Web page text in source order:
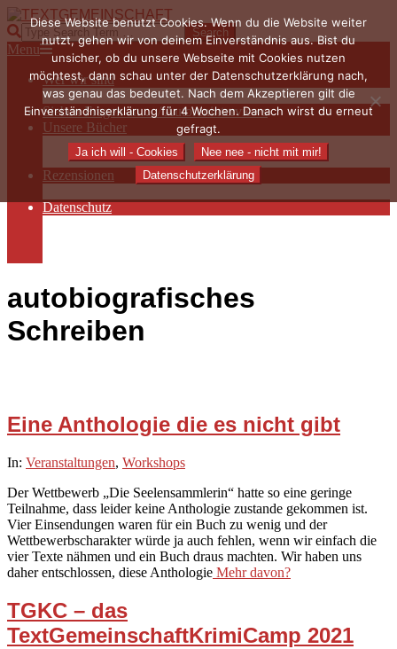
Skip
to
content
TEXTGEMEINSCHAFT
Search
Primary
Navigation
Menu
Menu
Wer wir sind
Die Hauptakteurinnen
Sieben Fragen an… / Autoreninterviews
Unsere Bücher
Autorenservices
Autorenprofile
Rezensionen
Datenschutz
autobiografisches
Schreiben
Eine Anthologie die es nicht gibt
2021-
03
In: Veranstaltungen, Workshops
Der Wettbewerb „Die Seelensammlerin“ hatte so eine geringe
Teilnahme, dass leider keine Anthologie zustande gekommen ist.
Vier Einsendungen waren für ein Buch zu wenig und der
Wettbewerbscharakter würde ja auch fehlen, wenn wir einfach die
vier Texte nähmen und ein Buch draus machten. Wir haben uns
daher entschlossen, diese Anthologie Mehr davon?
TGKC – das
TextGemeinschaftKrimiCamp 2021
Diese Website benutzt Cookies. Wenn du die Website weiter
nutzt, gehen wir von deinem Einverständnis aus. Bist du
unsicher, ob du unsere Webseite mit Cookies nutzen
möchtest, dann schau unter der Datenschutzerklärung nach,
was genau das bedeutet. Nach dem Akzeptieren gilt die
Einverständniserklärung für 4 Wochen. Danach wirst du erneut
gefragt.
Ja ich will - Cookies
Nee nee - nicht mit mir!
Datenschutzerklärung